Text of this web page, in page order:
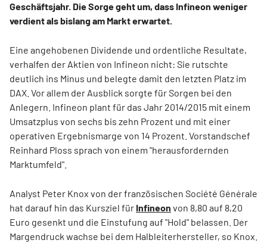
Geschäftsjahr. Die Sorge geht um, dass Infineon weniger
verdient als bislang am Markt erwartet.
Eine angehobenen Dividende und ordentliche Resultate,
verhalfen der Aktien von Infineon nicht: Sie rutschte
deutlich ins Minus und belegte damit den letzten Platz im
DAX. Vor allem der Ausblick sorgte für Sorgen bei den
Anlegern. Infineon plant für das Jahr 2014/2015 mit einem
Umsatzplus von sechs bis zehn Prozent und mit einer
operativen Ergebnismarge von 14 Prozent. Vorstandschef
Reinhard Ploss sprach von einem "herausfordernden
Marktumfeld".
Analyst Peter Knox von der französischen Société Générale
hat darauf hin das Kursziel für Infineon von 8,80 auf 8,20
Euro gesenkt und die Einstufung auf "Hold" belassen. Der
Margendruck wachse bei dem Halbleiterhersteller, so Knox.